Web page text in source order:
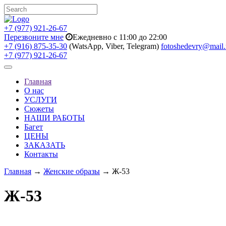
+7 (977) 921-26-67
Перезвоните мне
Ежедневно с 11:00 до 22:00
+7 (916) 875-35-30 (WatsApp, Viber, Telegram)
+7 (977) 921-26-67
Toggle
navigationГлавная
О нас
УСЛУГИ
Сюжеты
НАШИ РАБОТЫ
Багет
ЦЕНЫ
ЗАКАЗАТЬ
Контакты
Главная → Женские образы → Ж-53
Ж-53